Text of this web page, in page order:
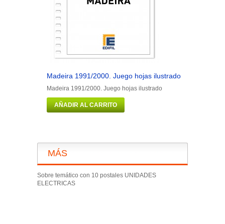
Madeira 1991/2000. Juego hojas ilustrado
Madeira 1991/2000. Juego hojas ilustrado
AÑADIR AL CARRITO
MÁS
Sobre temático con 10 postales UNIDADES
ELECTRICAS